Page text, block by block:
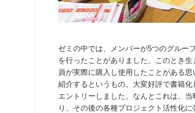
ゼミの中では、メンバーが5つのグルー
を行ったことがありました。このとき
員が実際に購入し使用したことがある
紹介するというもの。大変好評で書籍
エントリーしました。なんとこれは、
り、その後の各種プロジェクト活性化